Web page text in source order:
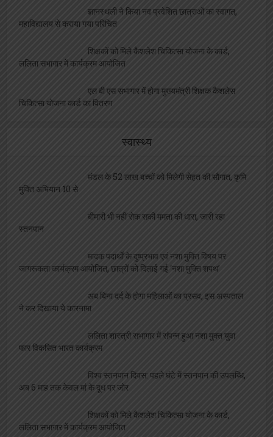
ज्ञानस्थली ने किया नव प्रवेशित छात्राओं का स्वागत,
महाविद्यालय से कराया गया परिचित
शिक्षकों को मिले कैशलेश चिकित्सा योजना के कार्ड,
ललिता सभागार में कार्यक्रम आयोजित
एल बी एस सभागार में होगा मुख्यमंत्री शिक्षक कैशलेस
चिकित्सा योजना कार्ड का वितरण
स्वास्थ्य
मंडल के 52 लाख बच्चों को मिलेगी सेहत की सौगात, कृमि
मुक्ति अभियान 10 से
बीमारी भी नहीं रोक सकी ममता की धारा, जारी रहा
स्तनपान
मादक पदार्थों के दुष्प्रभाव एवं नशा मुक्ति विषय पर
जागरूकता कार्यक्रम आयोजित, छात्रों को दिलाई गई ‘नशा मुक्ति शपथ’
अब बिना दर्द के होगा महिलाओं का प्रसव, इस अस्पताल
ने कर दिखाया ये कारनामा
ललिता शास्त्री सभागार में संपन्न हुआ नशा मुक्त युवा
फार विकसित भारत कार्यक्रम
विश्व स्तनपान दिवस: पहले घंटे में स्तनपान की उपलब्धि,
अब 6 माह तक केवल मां के दूध पर जोर
शिक्षकों को मिले कैशलेश चिकित्सा योजना के कार्ड,
ललिता सभागार में कार्यक्रम आयोजित